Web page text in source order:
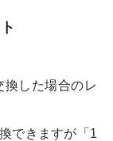
換した場合のレ
できますが「1